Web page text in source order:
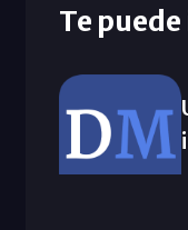
Te